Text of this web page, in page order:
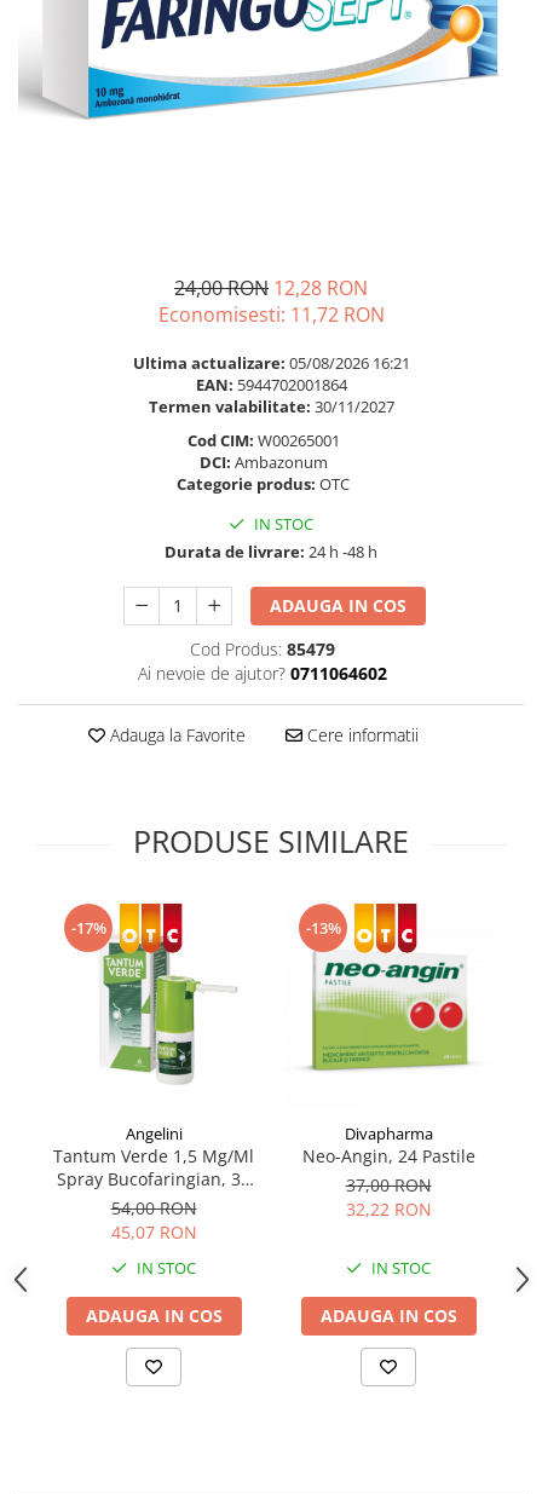
Par si unghii
Probiotice si prebiotice
Somn stres si anxietate
Supliment Complexe
Supliment Vitamina B
Supliment Vitamina D3
Supliment Vitamina E
Tincturi si Gemoderivate
Tuse gat si respiratie
Vitamine si minerale
Ingrijire par
Balsam masca si tratament
Produse cu SPF Pentru Fata
Repelenti insecte
24,00 RON 12,28 RON
Economisesti: 11,72 RON
Ultima actualizare: 05/08/2026 16:21
EAN: 5944702001864
Termen valabilitate: 30/11/2027
Cod CIM: W00265001
DCI: Ambazonum
Categorie produs: OTC
IN STOC
Durata de livrare: 24 h -48 h
ADAUGA IN COS
Cod Produs: 85479
Ai nevoie de ajutor? 0711064602
Adauga la Favorite Cere informatii
PRODUSE SIMILARE
-17%
Angelini
Tantum Verde 1,5 Mg/Ml
Spray Bucofaringian, 30
Ml
54,00 RON
45,07 RON
IN STOC
ADAUGA IN COS
-13%
Divapharma
Neo-Angin, 24 Pastile
37,00 RON
32,22 RON
IN STOC
ADAUGA IN COS